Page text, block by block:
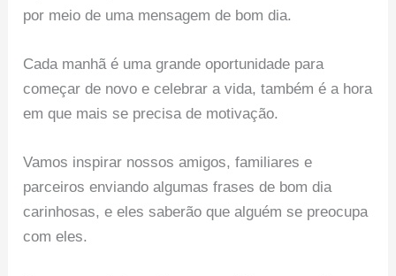
por meio de uma mensagem de bom dia.
Cada manhã é uma grande oportunidade para
começar de novo e celebrar a vida, também é a hora
em que mais se precisa de motivação.
Vamos inspirar nossos amigos, familiares e
parceiros enviando algumas frases de bom dia
carinhosas, e eles saberão que alguém se preocupa
com eles.